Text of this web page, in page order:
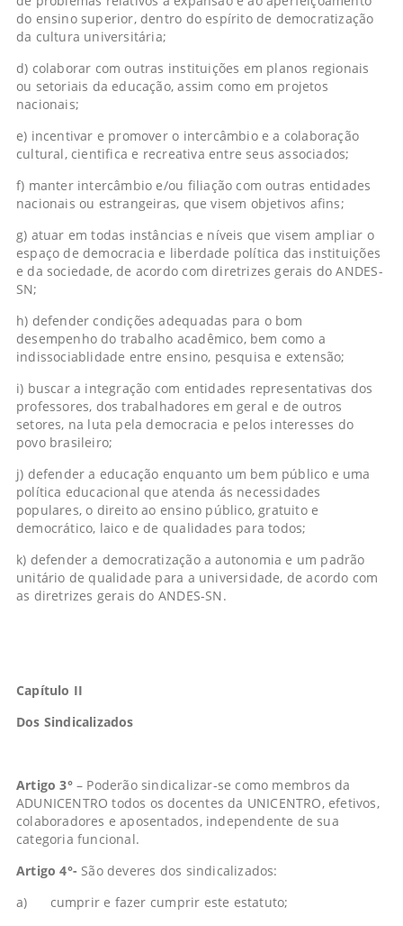
do ensino superior, dentro do espírito de democratização
da cultura universitária;
d) colaborar com outras instituições em planos regionais
ou setoriais da educação, assim como em projetos
nacionais;
e) incentivar e promover o intercâmbio e a colaboração
cultural, cientifica e recreativa entre seus associados;
f) manter intercâmbio e/ou filiação com outras entidades
nacionais ou estrangeiras, que visem objetivos afins;
g) atuar em todas instâncias e níveis que visem ampliar o
espaço de democracia e liberdade política das instituições
e da sociedade, de acordo com diretrizes gerais do ANDES-
SN;
h) defender condições adequadas para o bom
desempenho do trabalho acadêmico, bem como a
indissociablidade entre ensino, pesquisa e extensão;
i) buscar a integração com entidades representativas dos
professores, dos trabalhadores em geral e de outros
setores, na luta pela democracia e pelos interesses do
povo brasileiro;
j) defender a educação enquanto um bem público e uma
política educacional que atenda ás necessidades
populares, o direito ao ensino público, gratuito e
democrático, laico e de qualidades para todos;
k) defender a democratização a autonomia e um padrão
unitário de qualidade para a universidade, de acordo com
as diretrizes gerais do ANDES-SN.
Capítulo II
Dos Sindicalizados
Artigo 3°– Poderão sindicalizar-se como membros da
ADUNICENTRO todos os docentes da UNICENTRO, efetivos,
colaboradores e aposentados, independente de sua
categoria funcional.
Artigo 4°- São deveres dos sindicalizados:
a) cumprir e fazer cumprir este estatuto;